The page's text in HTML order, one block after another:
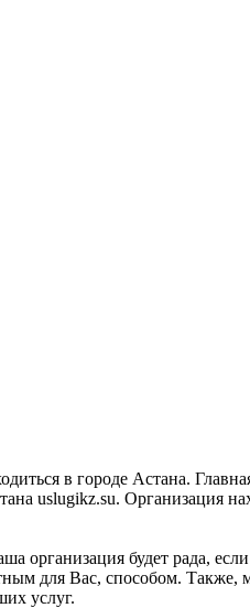
в городе Астана.
uslugikz.su. Организация
будет рада,
для Вас, способом. Также,
услуг.